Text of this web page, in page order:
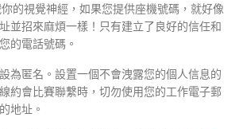
的視覺神經，如果您提供座機號碼，就好像
並招來麻煩一樣！只有建立了良好的信任和
的電話號碼。
為匿名。設置一個不會洩露您的個人信息的
約會比賽聯繫時，切勿使用您的工作電子郵
地址。